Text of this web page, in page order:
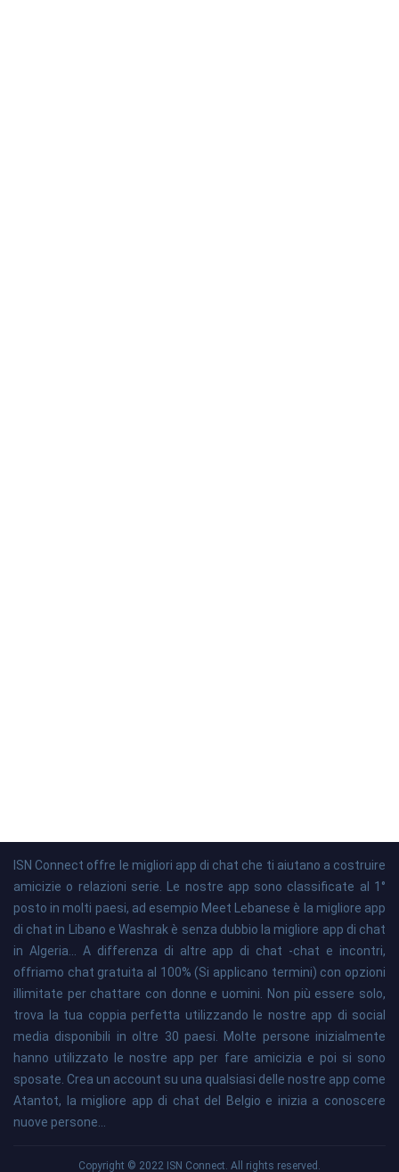
ISN Connect offre le migliori app di chat che ti aiutano a costruire
amicizie o relazioni serie. Le nostre app sono classificate al 1°
posto in molti paesi, ad esempio Meet Lebanese è la migliore app
di chat in Libano e Washrak è senza dubbio la migliore app di chat
in Algeria... A differenza di altre app di chat -chat e incontri,
offriamo chat gratuita al 100% (Si applicano termini) con opzioni
illimitate per chattare con donne e uomini. Non più essere solo,
trova la tua coppia perfetta utilizzando le nostre app di social
media disponibili in oltre 30 paesi. Molte persone inizialmente
hanno utilizzato le nostre app per fare amicizia e poi si sono
sposate. Crea un account su una qualsiasi delle nostre app come
Atantot, la migliore app di chat del Belgio e inizia a conoscere
nuove persone...
Copyright © 2022 ISN Connect. All rights reserved.